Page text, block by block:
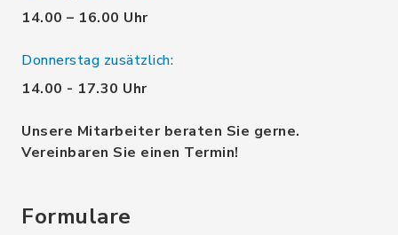
14.00 – 16.00 Uhr
Donnerstag zusätzlich:
14.00 - 17.30 Uhr
Unsere Mitarbeiter beraten Sie gerne.
Vereinbaren Sie einen Termin!
Formulare